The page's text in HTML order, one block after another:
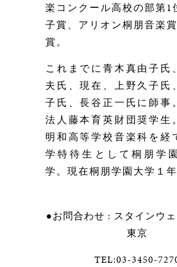
楽コンクール高校の部第1
子賞、 アリオン桐朋音楽
賞。
これまでに青木真由子氏
夫氏、現在、上野久子氏
子氏、長谷正一氏に師事。
法人藤本育英財団奨学生。
明和高等学校音楽科を経
学特待生として桐朋学
学。現在桐朋学園大学１年
●お問合わせ : スタインウ
東京
TEL:03-3450-